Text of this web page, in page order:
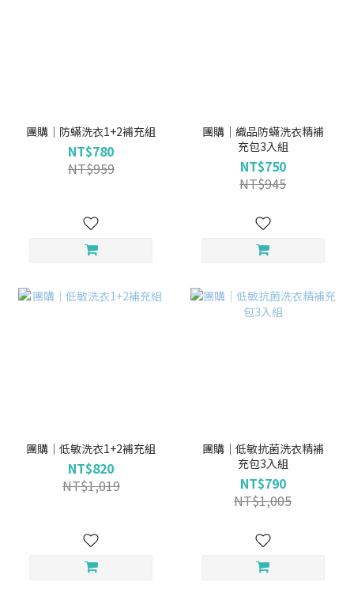
團購｜防蟎洗衣1+2補充組
NT$780
NT$959
團購｜織品防蟎洗衣精補
充包3入組
NT$750
NT$945
團購｜低敏洗衣1+2補充組
NT$820
NT$1,019
團購｜低敏抗菌洗衣精補
充包3入組
NT$790
NT$1,005